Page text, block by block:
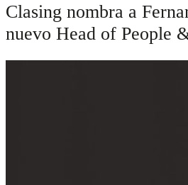
Clasing nombra a
nuevo Head of People